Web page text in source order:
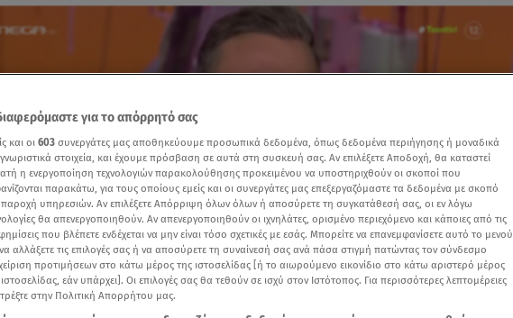
για το απόρρητό σας
και οι 603 συνεργάτες μας αποθηκεύουμε προσωπικά δεδομένα, όπως δεδομένα περιήγησης ή μοναδικά
στοιχεία, και έχουμε πρόσβαση σε αυτά στη συσκευή σας. Αν επιλέξετε Αποδοχή, θα καταστεί
η ενεργοποίηση τεχνολογιών παρακολούθησης προκειμένου να υποστηριχθούν οι σκοποί που
παρακάτω, για τους οποίους εμείς και οι συνεργάτες μας επεξεργαζόμαστε τα δεδομένα με σκοπό
παροχή υπηρεσιών. Αν επιλέξετε Απόρριψη όλων όλων ή αποσύρετε τη συγκατάθεσή σας, οι εν λόγω
θα απενεργοποιηθούν. Αν απενεργοποιηθούν οι ιχνηλάτες, ορισμένο περιεχόμενο και κάποιες από τις
που βλέπετε ενδέχεται να μην είναι τόσο σχετικές με εσάς. Μπορείτε να επανεμφανίσετε αυτό το μενού
αλλάξετε τις επιλογές σας ή να αποσύρετε τη συναίνεσή σας ανά πάσα στιγμή πατώντας τον σύνδεσμο
προτιμήσεων στο κάτω μέρος της ιστοσελίδας [ή το αιωρούμενο εικονίδιο στο κάτω αριστερό μέρος
εάν υπάρχει]. Οι επιλογές σας θα τεθούν σε ισχύ στον Ιστότοπος. Για περισσότερες λεπτομέρειες
στην Πολιτική Απορρήτου μας.